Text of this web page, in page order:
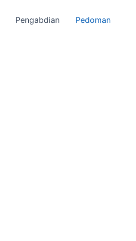
Pengabdian Pedoman